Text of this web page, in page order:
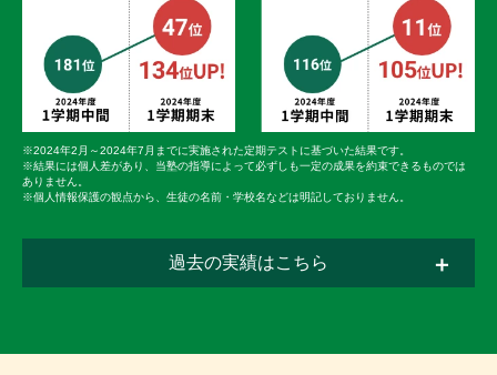
※2024年2月～2024年7月までに実施された定期テストに基づいた結果です。
※結果には個人差があり、当塾の指導によって必ずしも一定の成果を約束できるものでは
ありません。
※個人情報保護の観点から、生徒の名前・学校名などは明記しておりません。
過去の実績はこちら